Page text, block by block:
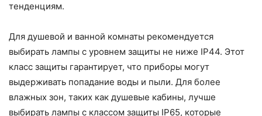
тенденциям.
Для душевой и ванной комнаты рекомендуется
выбирать лампы с уровнем защиты не ниже IP44. Этот
класс защиты гарантирует, что приборы могут
выдерживать попадание воды и пыли. Для более
влажных зон, таких как душевые кабины, лучше
выбирать лампы с классом защиты IP65, которые